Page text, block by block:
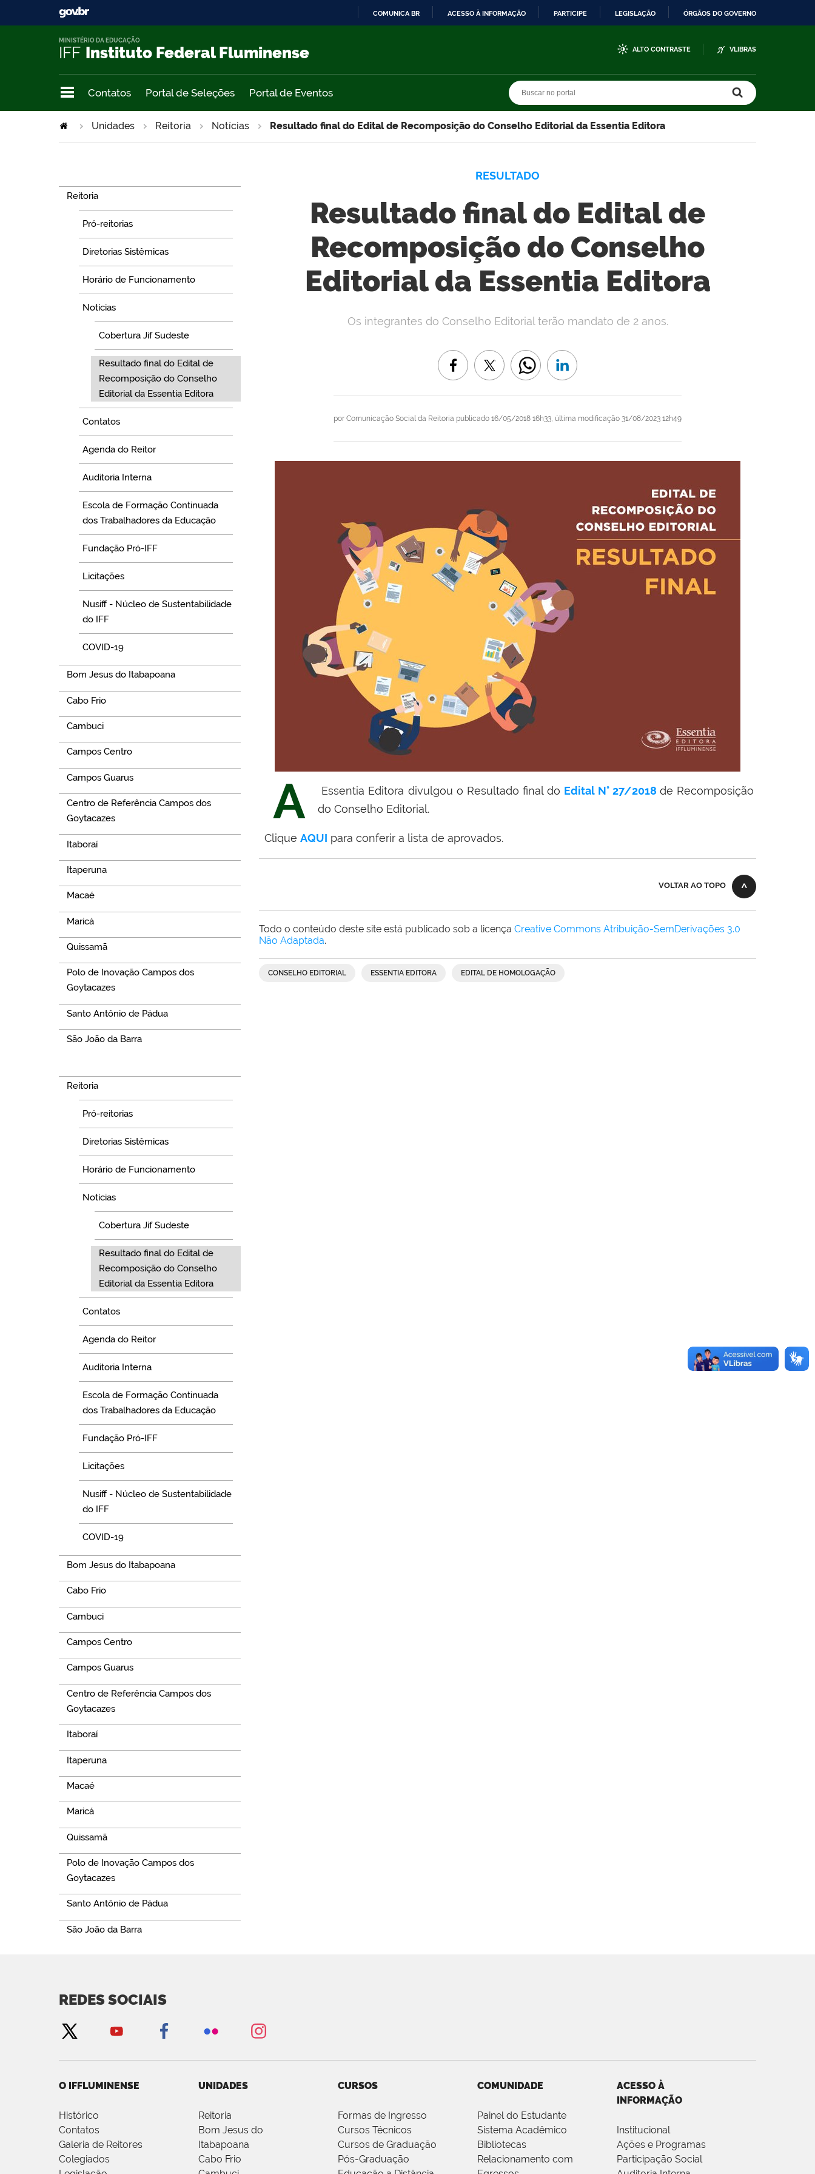
COMUNICA BR ACESSO À INFORMAÇÃO PARTICIPE LEGISLAÇÃO ÓRGÃOS DO GOVERNO
IFF Instituto Federal Fluminense
MINISTÉRIO DA EDUCAÇÃO
ALTO CONTRASTE VLIBRAS
Contatos Portal de Seleções Portal de Eventos
Unidades Reitoria Notícias Resultado final do Edital de Recomposição do Conselho Editorial da Essentia Editora
Reitoria
Pró-reitorias
Diretorias Sistêmicas
Horário de Funcionamento
Notícias
Cobertura Jif Sudeste
Resultado final do Edital de
Recomposição do Conselho
Editorial da Essentia Editora
Contatos
Agenda do Reitor
Auditoria Interna
Escola de Formação Continuada
dos Trabalhadores da Educação
Fundação Pró-IFF
Licitações
Nusiff - Núcleo de Sustentabilidade
do IFF
COVID-19
Bom Jesus do Itabapoana
Cabo Frio
Cambuci
Campos Centro
Campos Guarus
Centro de Referência Campos dos
Goytacazes
Itaboraí
Itaperuna
Macaé
Maricá
Quissamã
Polo de Inovação Campos dos
Goytacazes
Santo Antônio de Pádua
São João da Barra
Reitoria
Pró-reitorias
Diretorias Sistêmicas
Horário de Funcionamento
Notícias
Cobertura Jif Sudeste
Resultado final do Edital de
Recomposição do Conselho
Editorial da Essentia Editora
Contatos
Agenda do Reitor
Auditoria Interna
Escola de Formação Continuada
dos Trabalhadores da Educação
Fundação Pró-IFF
Licitações
Nusiff - Núcleo de Sustentabilidade
do IFF
COVID-19
Bom Jesus do Itabapoana
Cabo Frio
Cambuci
Campos Centro
Campos Guarus
Centro de Referência Campos dos
Goytacazes
Itaboraí
Itaperuna
Macaé
Maricá
Quissamã
Polo de Inovação Campos dos
Goytacazes
Santo Antônio de Pádua
São João da Barra
RESULTADO
Resultado final do Edital de
Recomposição do Conselho
Editorial da Essentia Editora
por Comunicação Social da Reitoria publicado 16/05/2018 16h33, última modificação 31/08/2023 12h49
Os integrantes do Conselho Editorial terão mandato de 2 anos.
A Essentia Editora divulgou o Resultado final do Edital N° 27/2018 de Recomposição
do Conselho Editorial.
Clique AQUI para conferir a lista de aprovados.
VOLTAR AO TOPO
Todo o conteúdo deste site está publicado sob a licença Creative Commons Atribuição-SemDerivações 3.0
Não Adaptada.
CONSELHO EDITORIAL ESSENTIA EDITORA EDITAL DE HOMOLOGAÇÃO
REDES SOCIAIS
O IFFLUMINENSE
Histórico
Contatos
Galeria de Reitores
Colegiados
UNIDADES
Reitoria
Bom Jesus do
Itabapoana
Cabo Frio
CURSOS
Formas de Ingresso
Cursos Técnicos
Cursos de Graduação
Pós-Graduação
COMUNIDADE
Painel do Estudante
Sistema Acadêmico
Bibliotecas
Relacionamento com
ACESSO À
INFORMAÇÃO
Institucional
Ações e Programas
Participação Social